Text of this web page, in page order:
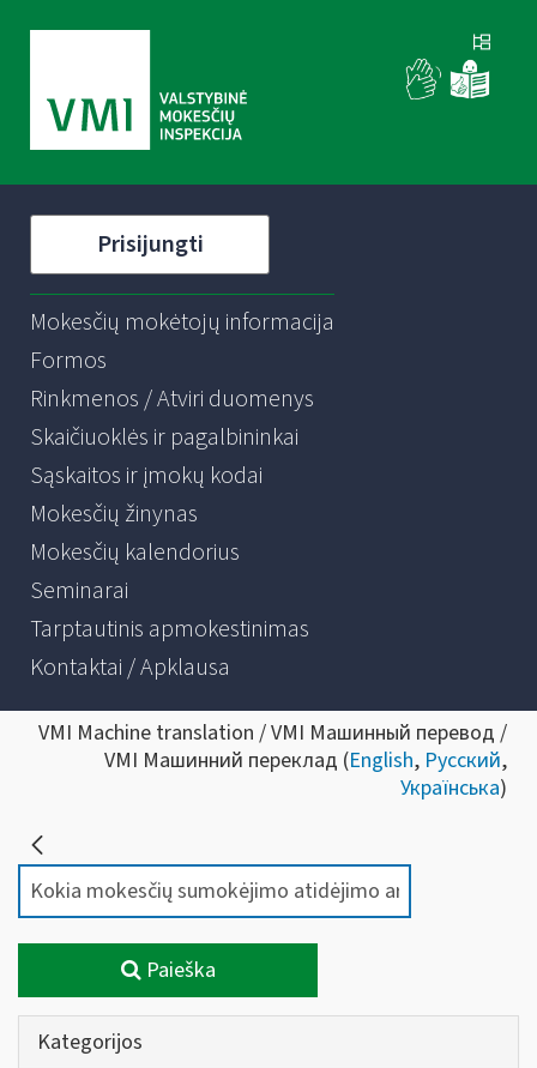
Prisijungti
Mokesčių mokėtojų informacija
Formos
Rinkmenos / Atviri duomenys
Skaičiuoklės ir pagalbininkai
Sąskaitos ir įmokų kodai
Mokesčių žinynas
Mokesčių kalendorius
Seminarai
Tarptautinis apmokestinimas
Kontaktai / Apklausa
VMI Machine translation / VMI Машинный перевод /
VMI Машинний переклад (English, Русский,
Українська)
Paieška
Kategorijos